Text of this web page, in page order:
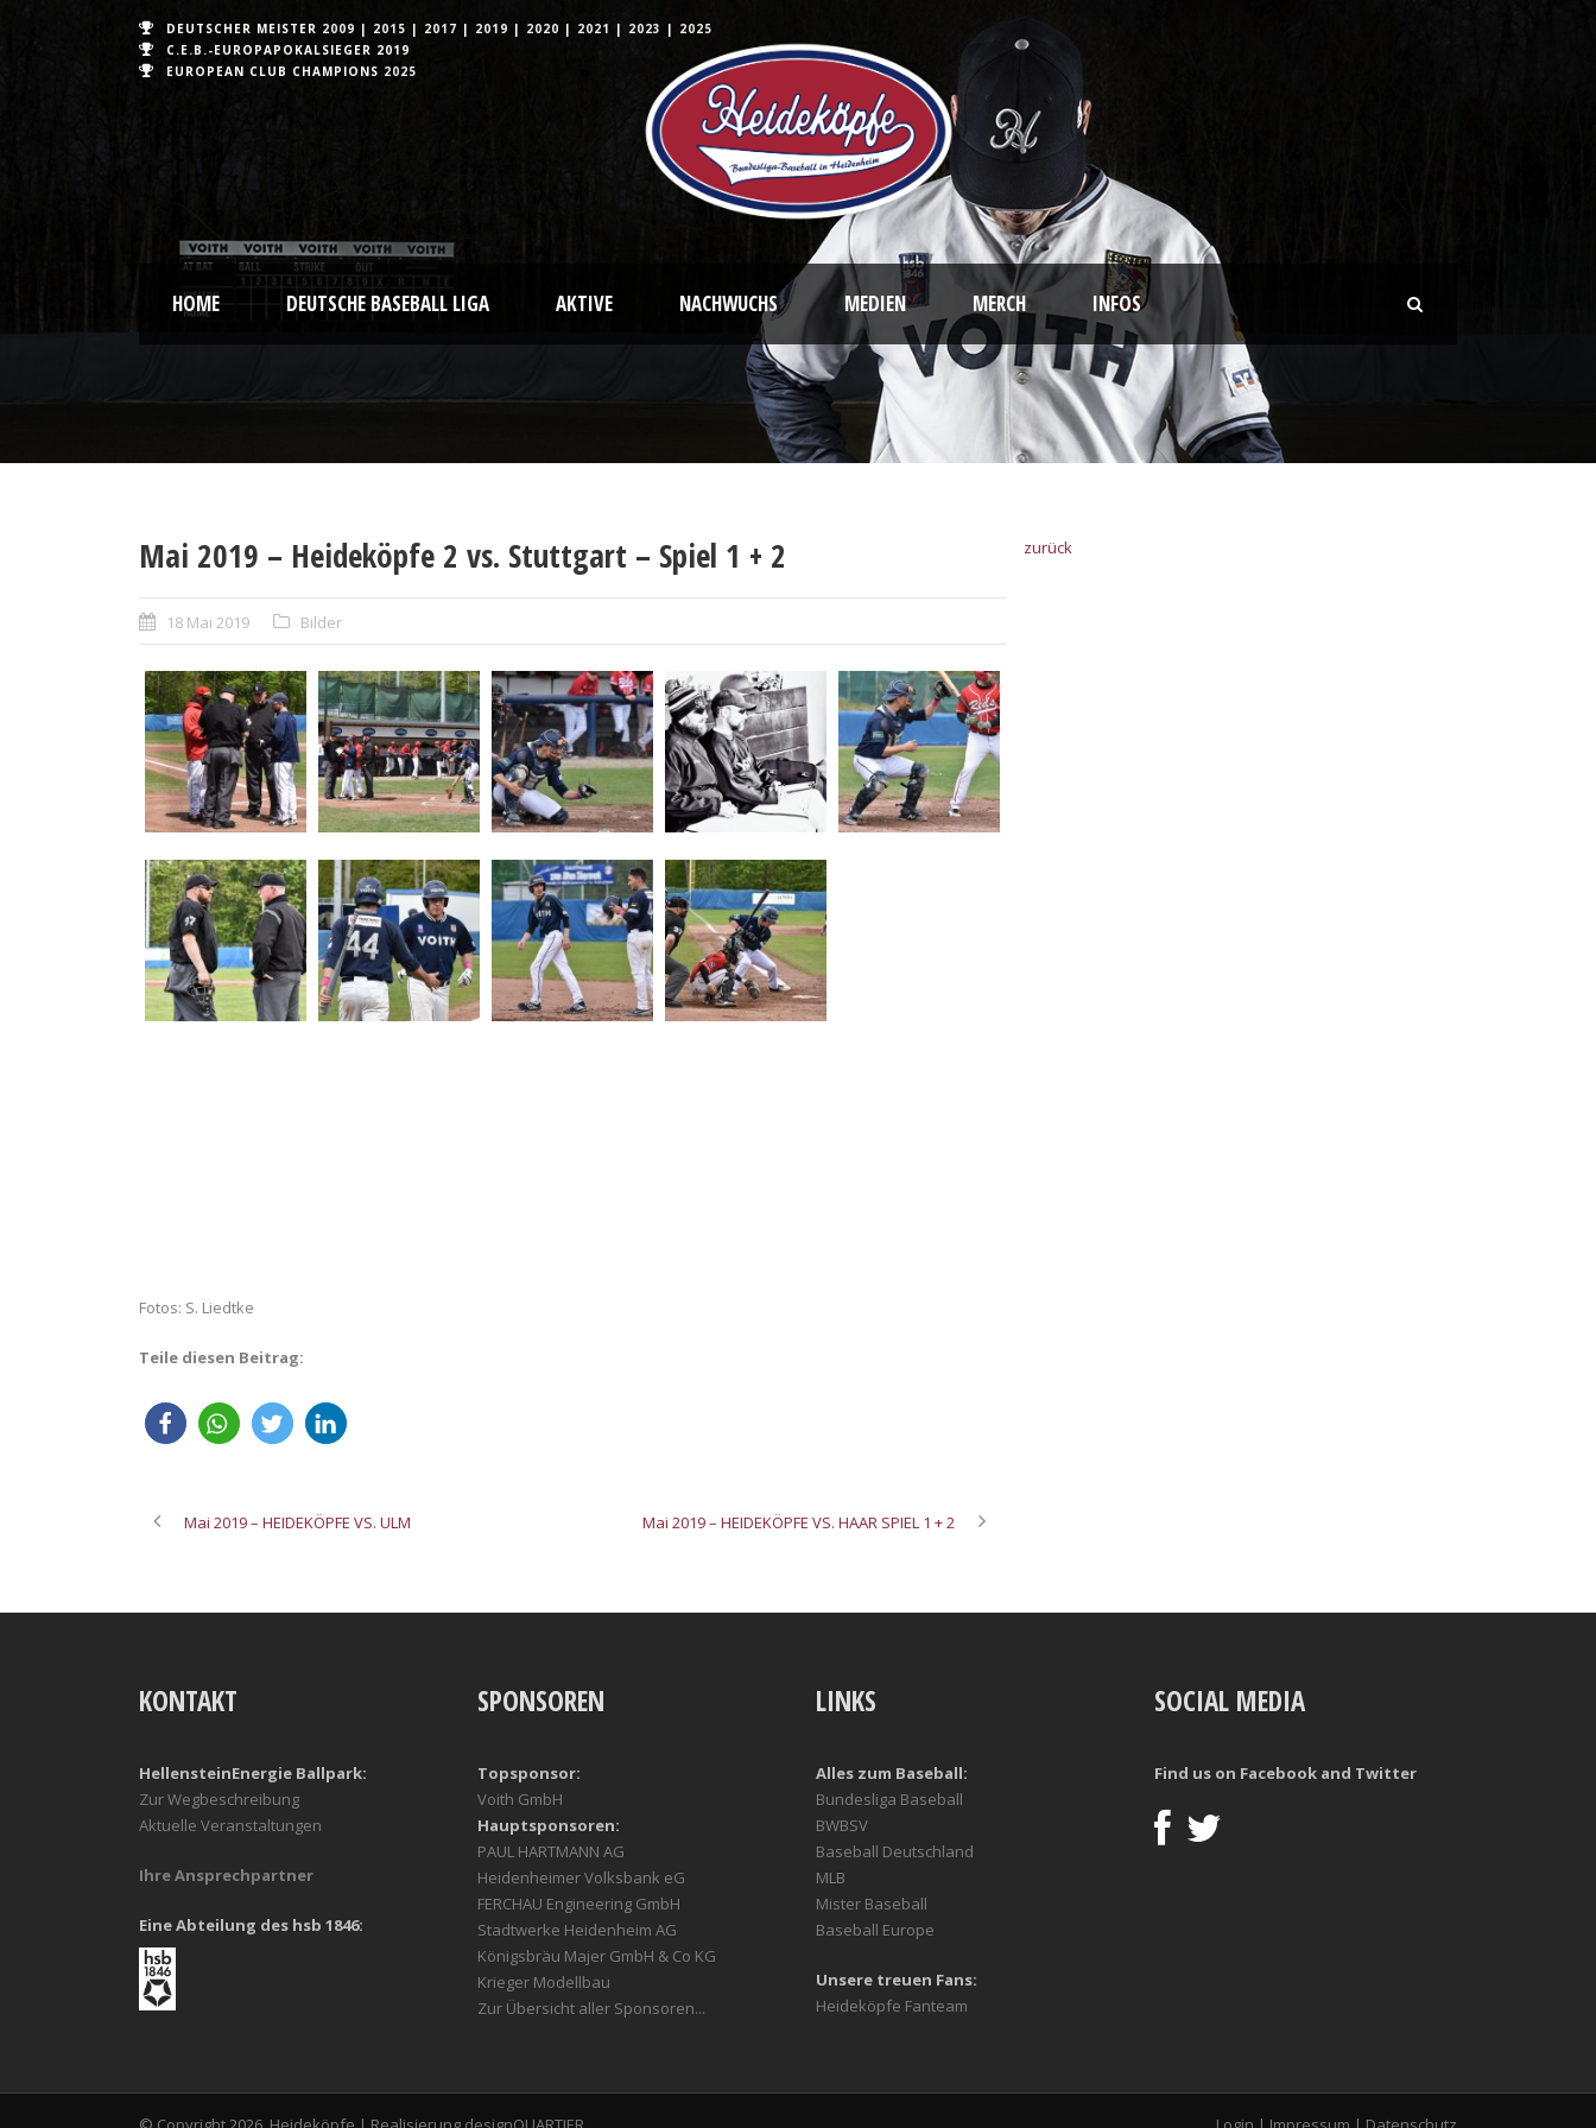
DEUTSCHER MEISTER 2009 | 2015 | 2017 | 2019 | 2020 | 2021 | 2023 | 2025
C.E.B.-EUROPAPOKALSIEGER 2019
EUROPEAN CLUB CHAMPIONS 2025
HOME DEUTSCHE BASEBALL LIGA AKTIVE NACHWUCHS MEDIEN MERCH INFOS
Mai 2019 – Heideköpfe 2 vs. Stuttgart – Spiel 1 + 2
18 Mai 2019 Bilder
Fotos: S. Liedtke
Teile diesen Beitrag:
Mai 2019 – HEIDEKÖPFE VS. ULM Mai 2019 – HEIDEKÖPFE VS. HAAR SPIEL 1 + 2
zurück
KONTAKT
HellensteinEnergie Ballpark:
Zur Wegbeschreibung
Aktuelle Veranstaltungen
Ihre Ansprechpartner
Eine Abteilung des hsb 1846:
SPONSOREN
Topsponsor:
Voith GmbH
Hauptsponsoren:
PAUL HARTMANN AG
Heidenheimer Volksbank eG
FERCHAU Engineering GmbH
Stadtwerke Heidenheim AG
Königsbräu Majer GmbH & Co KG
Krieger Modellbau
Zur Übersicht aller Sponsoren...
LINKS
Alles zum Baseball:
Bundesliga Baseball
BWBSV
Baseball Deutschland
MLB
Mister Baseball
Baseball Europe
Unsere treuen Fans:
Heideköpfe Fanteam
SOCIAL MEDIA
Find us on Facebook and Twitter